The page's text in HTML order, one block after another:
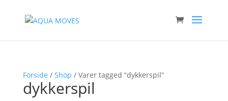
Forside / Shop / Varer tagged “dykkerspil”
dykkerspil